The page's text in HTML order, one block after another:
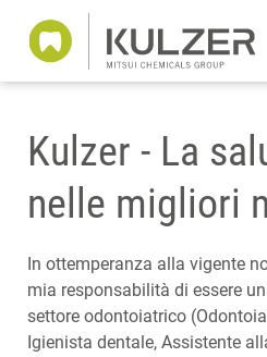
Kulzer - La
nelle migliori
In ottemperanza alla vigente
mia responsabilità di essere
settore odontoiatrico
Igienista dentale, Assistente